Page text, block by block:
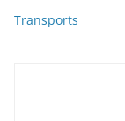
Transports